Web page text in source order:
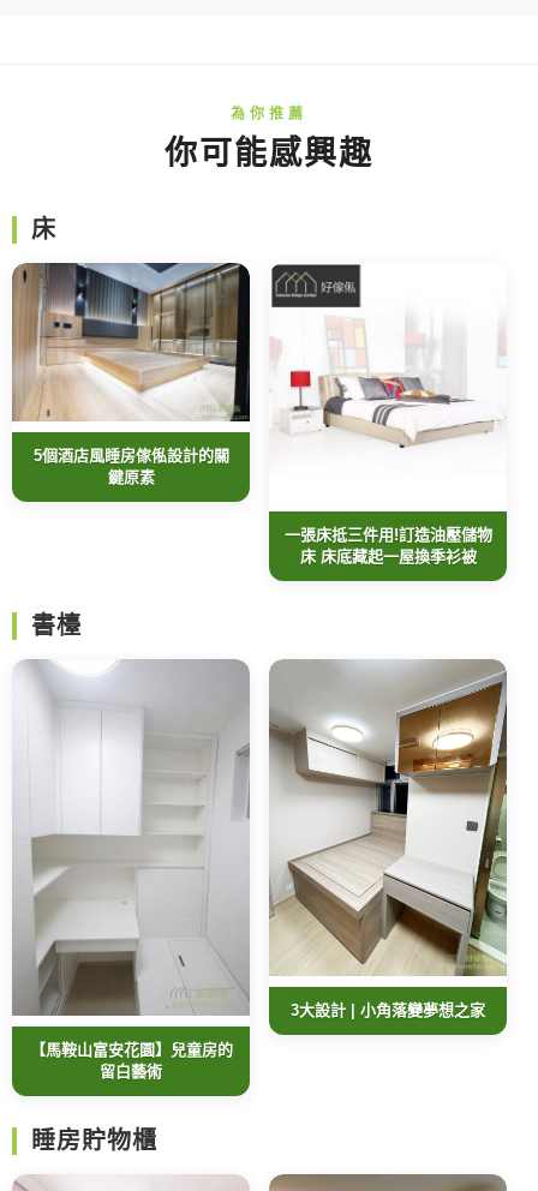
你可能感興趣
床
5個酒店風睡房傢俬設計的關
鍵原素
一張床抵三件用!訂造油壓儲物
床 床底藏起一屋換季衫被
書檯
【馬鞍山富安花園】兒童房的
留白藝術
3大設計 | 小角落變夢想之家
睡房貯物櫃